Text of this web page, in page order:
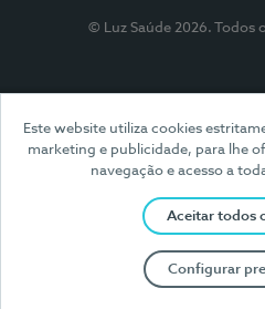
Este website utiliza cookies
marketing e publicidade, para lhe
navegação e acesso a
Aceitar todos
Configurar
© Luz Saúde 2026. Todos